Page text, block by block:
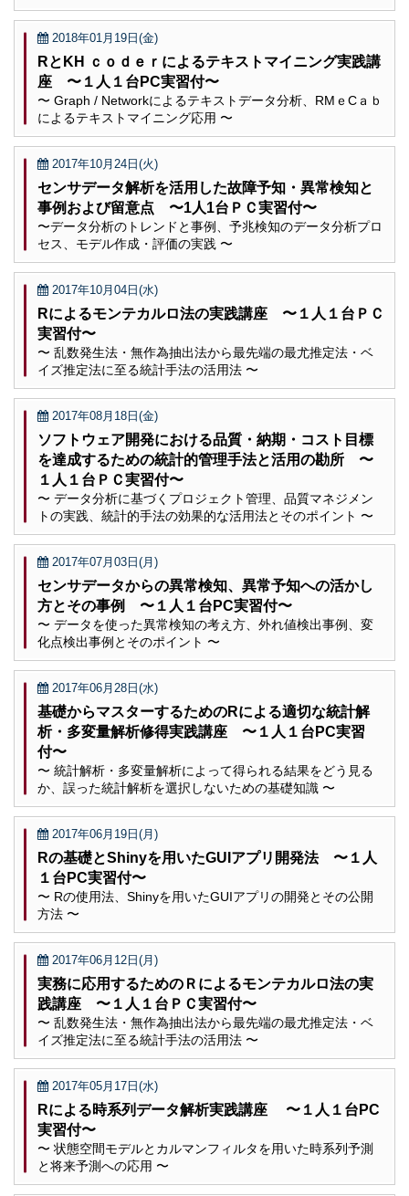
2018年01月19日(金)
RとKH ｃｏｄｅｒによるテキストマイニング実践講
座 〜１人１台PC実習付〜
〜 Graph / Networkによるテキストデータ分析、RMｅCａｂ
によるテキストマイニング応用 〜
2017年10月24日(火)
センサデータ解析を活用した故障予知・異常検知と
事例および留意点 〜1人1台ＰＣ実習付〜
〜データ分析のトレンドと事例、予兆検知のデータ分析プロ
セス、モデル作成・評価の実践 〜
2017年10月04日(水)
Rによるモンテカルロ法の実践講座 〜１人１台ＰＣ
実習付〜
〜 乱数発生法・無作為抽出法から最先端の最尤推定法・ベ
イズ推定法に至る統計手法の活用法 〜
2017年08月18日(金)
ソフトウェア開発における品質・納期・コスト目標
を達成するための統計的管理手法と活用の勘所 〜
１人１台ＰＣ実習付〜
〜 データ分析に基づくプロジェクト管理、品質マネジメン
トの実践、統計的手法の効果的な活用法とそのポイント 〜
2017年07月03日(月)
センサデータからの異常検知、異常予知への活かし
方とその事例 〜１人１台PC実習付〜
〜 データを使った異常検知の考え方、外れ値検出事例、変
化点検出事例とそのポイント 〜
2017年06月28日(水)
基礎からマスターするためのRによる適切な統計解
析・多変量解析修得実践講座 〜１人１台PC実習
付〜
〜 統計解析・多変量解析によって得られる結果をどう見る
か、誤った統計解析を選択しないための基礎知識 〜
2017年06月19日(月)
Rの基礎とShinyを用いたGUIアプリ開発法 〜１人
１台PC実習付〜
〜 Rの使用法、Shinyを用いたGUIアプリの開発とその公開
方法 〜
2017年06月12日(月)
実務に応用するためのＲによるモンテカルロ法の実
践講座 〜１人１台ＰＣ実習付〜
〜 乱数発生法・無作為抽出法から最先端の最尤推定法・ベ
イズ推定法に至る統計手法の活用法 〜
2017年05月17日(水)
Rによる時系列データ解析実践講座 〜１人１台PC
実習付〜
〜 状態空間モデルとカルマンフィルタを用いた時系列予測
と将来予測への応用 〜